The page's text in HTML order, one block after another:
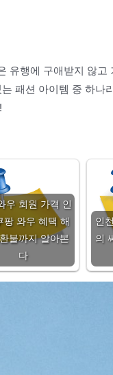
유행에 구애받지 않
패션 아이템 중 하
우 회원 가격 인
팡 와우 혜택 해
불까지 알아본
다
인
의